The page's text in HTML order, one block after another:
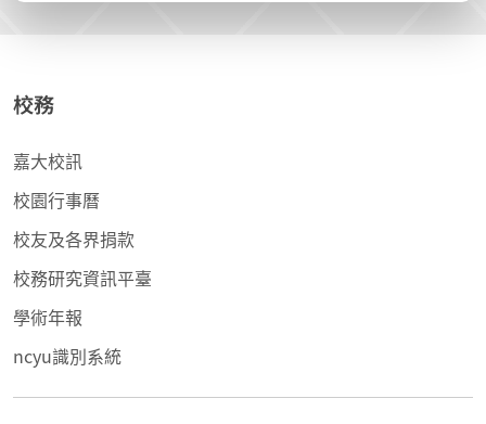
校務
嘉大校訊
校園行事曆
校友及各界捐款
校務研究資訊平臺
學術年報
ncyu識別系統